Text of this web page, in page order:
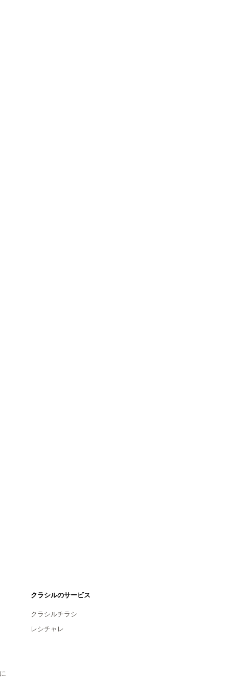
クラシルのサービス
クラシルチラシ
レシチャレ